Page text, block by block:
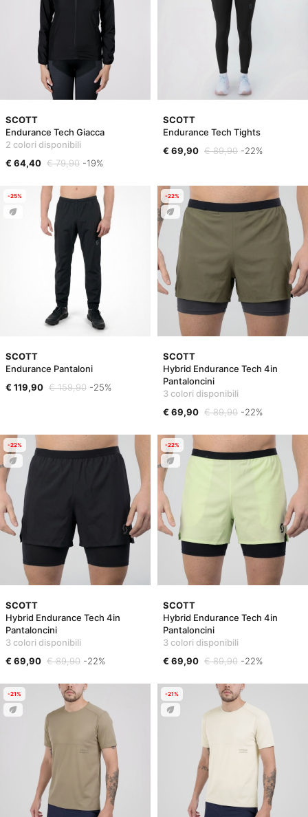
SCOTT
Endurance Tech Giacca
2 colori disponibili
€ 64,40 € 79,90 -19%
SCOTT
Endurance Tech Tights
€ 69,90 € 89,90 -22%
SCOTT
Endurance Pantaloni
€ 119,90 € 159,90 -25%
-25%
SCOTT
Hybrid Endurance Tech 4in
Pantaloncini
3 colori disponibili
€ 69,90 € 89,90 -22%
-22%
SCOTT
Hybrid Endurance Tech 4in
Pantaloncini
3 colori disponibili
€ 69,90 € 89,90 -22%
-22%
SCOTT
Hybrid Endurance Tech 4in
Pantaloncini
3 colori disponibili
€ 69,90 € 89,90 -22%
-22%
-21% -21%